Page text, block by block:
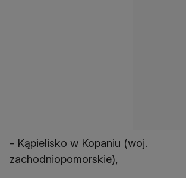
- Kąpielisko w Kopaniu (woj.
zachodniopomorskie),